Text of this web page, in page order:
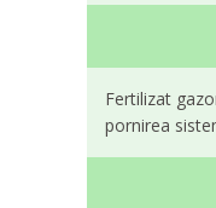
Fertilizat
pornirea